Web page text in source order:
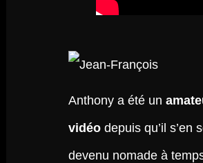
Anthony a été un
vidéodepuis qu’il s’en
devenu nomade à